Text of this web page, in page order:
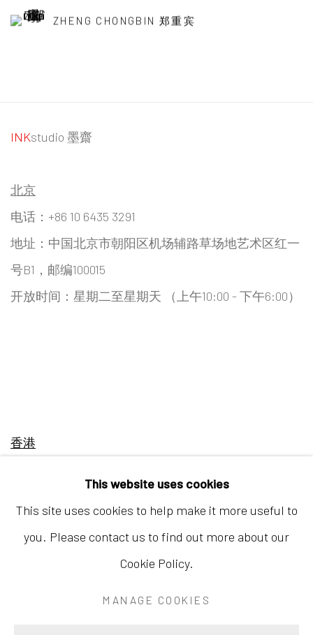
ZHENG CHONGBIN 郑重宾
INKstudio 墨齋
北京
电话：+86 10 6435 3291
地址：中国北京市朝阳区机场辅路草场地艺术区红一
号B1，邮编100015
开放时间：星期二至星期天 （上午10:00 - 下午6:00）
香港
开放时间：星期二至星期天 （上午11:00 - 下午7:00）
This website uses cookies
This site uses cookies to help make it more useful to
you. Please contact us to find out more about our
Cookie Policy.
MANAGE COOKIES